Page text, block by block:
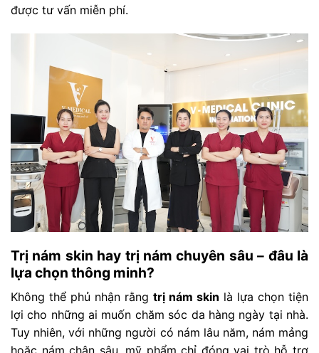
được tư vấn miễn phí.
Trị nám skin hay trị nám chuyên sâu – đâu là
lựa chọn thông minh?
Không thể phủ nhận rằng trị nám skin là lựa chọn tiện
lợi cho những ai muốn chăm sóc da hàng ngày tại nhà.
Tuy nhiên, với những người có nám lâu năm, nám mảng
hoặc nám chân sâu, mỹ phẩm chỉ đóng vai trò hỗ trợ